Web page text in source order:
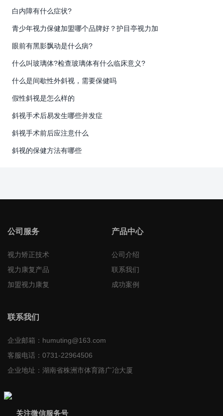
白内障有什么症状?
青少年视力保健加盟哪个品牌好？护目亭视力加
眼前有黑影飘动是什么病?
什么叫玻璃体?检查玻璃体有什么临床意义?
什么是间歇性外斜视，需要保健吗
假性斜视是怎么样的
斜视手术后易发生哪些并发症
斜视手术前后应注意什么
斜视的保健方法有哪些
公司服务
视力矫正技术
视力康复产品
加盟视力康复
产品中心
公司介绍
联系我们
成功案例
联系我们
企业邮箱： humuting@163.com
客服电话： 0731-22964506
企业地址： 湖南省株洲市体育路广冶大厦
关注微信服务号